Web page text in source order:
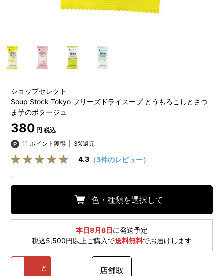
ショップセレクト
Soup Stock Tokyo フリーズドライスープ とうもろこしとさつ
ま芋のポタージュ
380 円 税込
11 ポイント獲得
3%還元
4.3 （3件のレビュー）
色・種類を選択して
本日8月8日に発送予定
税込5,500円以上ご購入で送料無料でお届けします
と 店舗取